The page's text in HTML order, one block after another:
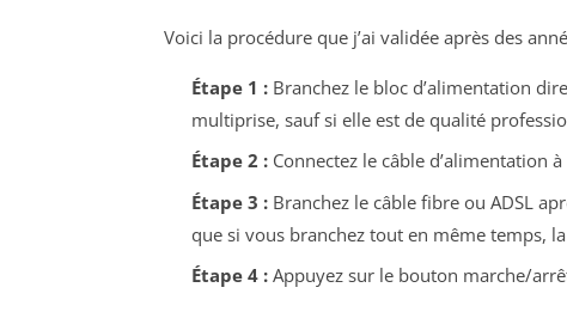
Voici la procédure que j’ai validée après des
Étape 1 :Branchez le bloc d’alimentation
multiprise, sauf si elle est de qualité
Étape 2 :Connectez le câble d’alimentation
Étape 3 :Branchez le câble fibre ou ADSL
que si vous branchez tout en même temps,
Étape 4 :Appuyez sur le bouton marche/